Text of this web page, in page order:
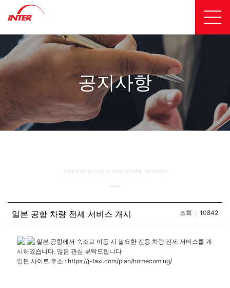
공지사항
A NEW WORLD OF GLOBAL COMMUNICATION
일본 공항 차량 전세 서비스 개시 조회 10842
일본 공항에서 숙소로 이동 시 필요한 전용 차량 전세 서비스를 개
시하였습니다. 많은 관심 부탁드립니다
일본 사이트 주소 : https://j-taxi.com/plan/homecoming/